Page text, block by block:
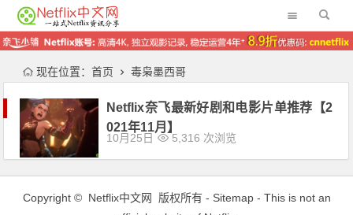
现在位置： 首页 毒枭墨西哥
Netflix奈飞最新好剧和电影片单推荐【2
021年11月】
10月25日 5,316 次浏览
Copyright © Netflix中文网 版权所有 - Sitemap- This is not an